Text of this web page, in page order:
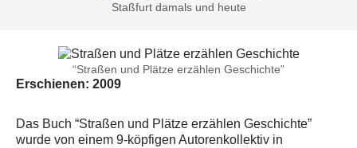
Staßfurt damals und heute
“Straßen und Plätze erzählen Geschichte”
Erschienen: 2009
Das Buch “Straßen und Plätze erzählen Geschichte”
wurde von einem 9-köpfigen Autorenkollektiv in